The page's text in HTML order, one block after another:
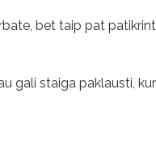
bet taip pat
gali staiga paklausti,